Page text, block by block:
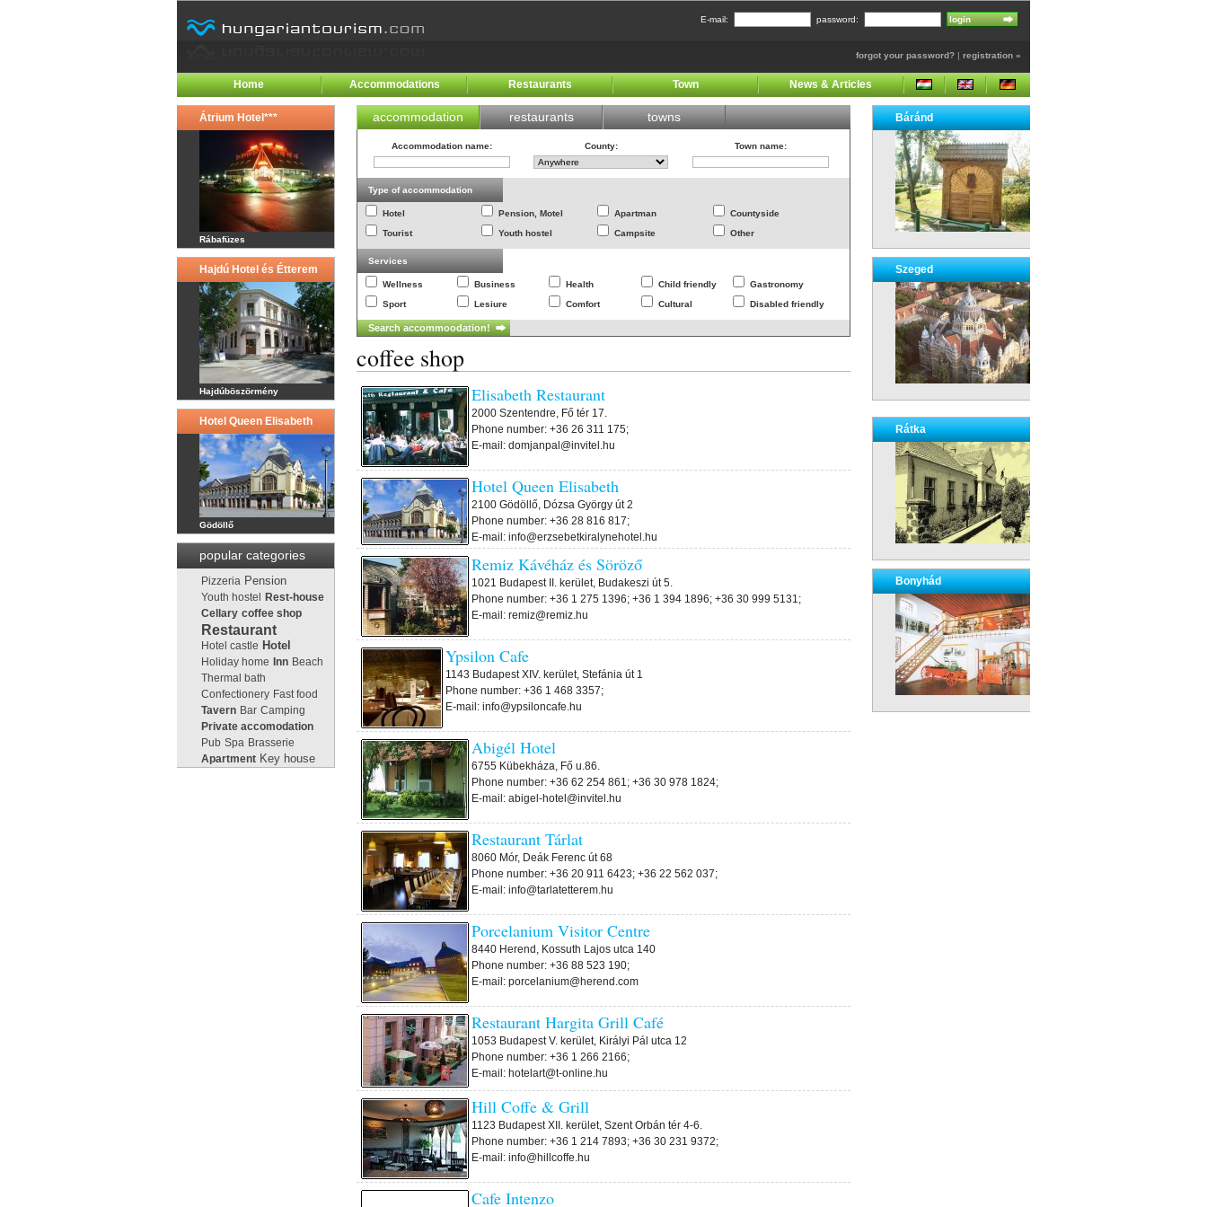
E-mail: password:
forgot your password? | registration »
Home Accommodations Restaurants Town News & Articles
Átrium Hotel***
Rábafüzes
Hajdú Hotel és Étterem
Hajdúböszörmény
Hotel Queen Elisabeth
Gödöllő
popular categories
Pizzeria Pension
Youth hostel
Rest-house
Cellary coffee shop
Restaurant
Hotel castle Hotel
Holiday home Inn Beach
Thermal bath
Confectionery Fast food
Tavern Bar Camping
Private accomodation
Pub Spa Brasserie
Apartment Key house
accommodation restaurants towns
Accommodation name: County: Town name:
Type of accommodation
Hotel Pension, Motel Apartman
Countyside
Tourist
Youth hostel Campsite Other
Services
Wellness Business Health Child friendly
Gastronomy
Sport
Lesiure Comfort Cultural Disabled friendly
coffee shop
Elisabeth Restaurant
2000 Szentendre, Fő tér 17.
Phone number: +36 26 311 175;
E-mail: domjanpal@invitel.hu
Hotel Queen Elisabeth
2100 Gödöllő, Dózsa György út 2
Phone number: +36 28 816 817;
E-mail: info@erzsebetkiralynehotel.hu
Remiz Kávéház és Söröző
1021 Budapest II. kerület, Budakeszi út 5.
Phone number: +36 1 275 1396; +36 1 394 1896; +36 30 999 5131;
E-mail: remiz@remiz.hu
Ypsilon Cafe
1143 Budapest XIV. kerület, Stefánia út 1
Phone number: +36 1 468 3357;
E-mail: info@ypsiloncafe.hu
Abigél Hotel
6755 Kübekháza, Fő u.86.
Phone number: +36 62 254 861; +36 30 978 1824;
E-mail: abigel-hotel@invitel.hu
Restaurant Tárlat
8060 Mór, Deák Ferenc út 68
Phone number: +36 20 911 6423; +36 22 562 037;
E-mail: info@tarlatetterem.hu
Porcelanium Visitor Centre
8440 Herend, Kossuth Lajos utca 140
Phone number: +36 88 523 190;
E-mail: porcelanium@herend.com
Restaurant Hargita Grill Café
1053 Budapest V. kerület, Királyi Pál utca 12
Phone number: +36 1 266 2166;
E-mail: hotelart@t-online.hu
Hill Coffe & Grill
1123 Budapest XII. kerület, Szent Orbán tér 4-6.
Phone number: +36 1 214 7893; +36 30 231 9372;
E-mail: info@hillcoffe.hu
Cafe Intenzo
Báránd
Szeged
Rátka
Bonyhád